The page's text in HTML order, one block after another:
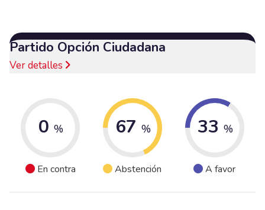
Partido Opción Ciudadana
Ver detalles
0 %
En contra
67 %
Abstención
33 %
A favor